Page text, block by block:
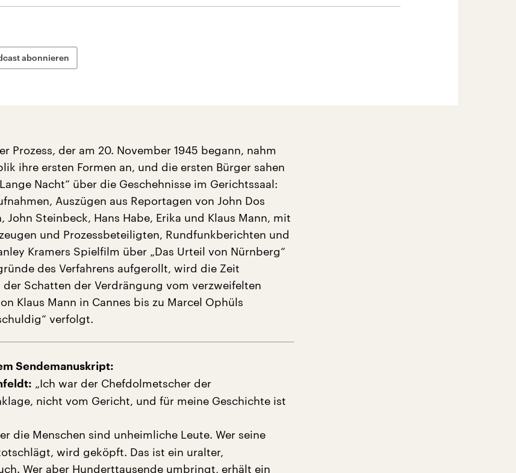
abonnieren
Prozess, der am 20. November 1945 begann, nahm
ihre ersten Formen an, und die ersten Bürger sahen
Nacht“ über die Geschehnisse im Gerichtssaal:
Auszügen aus Reportagen von John Dos
John Steinbeck, Hans Habe, Erika und Klaus Mann, mit
und Prozessbeteiligten, Rundfunkberichten und
Kramers Spielfilm über „Das Urteil von Nürnberg“
des Verfahrens aufgerollt, wird die Zeit
Schatten der Verdrängung vom verzweifelten
Klaus Mann in Cannes bis zu Marcel Ophüls
verfolgt.
Sendemanuskript:
„Ich war der Chefdolmetscher der
nicht vom Gericht, und für meine Geschichte ist
die Menschen sind unheimliche Leute. Wer seine
wird geköpft. Das ist ein uralter,
Wer aber Hunderttausende umbringt, erhält ein